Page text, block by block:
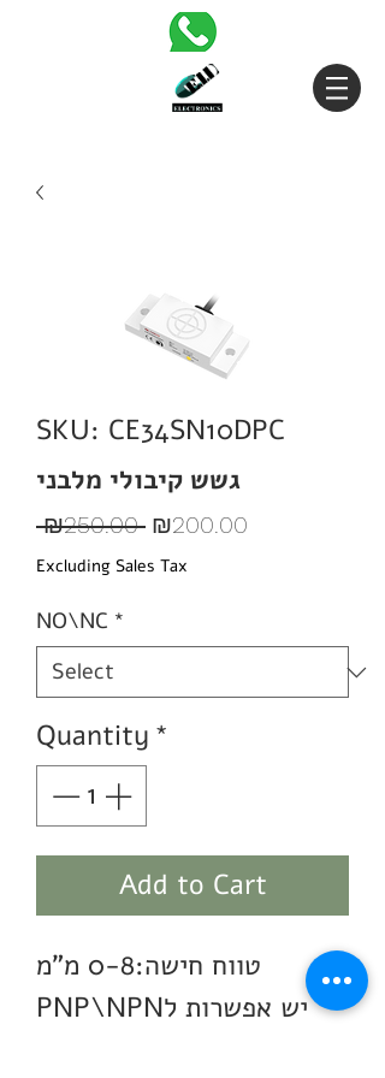
SKU: CE34SN10DPC
גשש קיבולי מלבני
₪250.00 Regular
Price
₪200.00
Excluding Sales Tax
NO\NC *
Quantity *
Add to Cart
טווח חישה:0-8 מ"מ
יש אפשרות לPNP\NPN